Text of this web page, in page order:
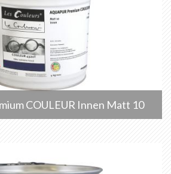
COULEUR Innen Matt 10